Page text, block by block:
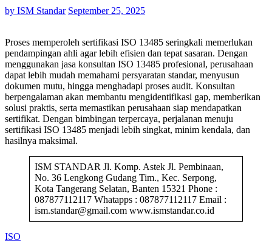
by ISM Standar September 25, 2025
Proses memperoleh sertifikasi ISO 13485 seringkali memerlukan
pendampingan ahli agar lebih efisien dan tepat sasaran. Dengan
menggunakan jasa konsultan ISO 13485 profesional, perusahaan
dapat lebih mudah memahami persyaratan standar, menyusun
dokumen mutu, hingga menghadapi proses audit. Konsultan
berpengalaman akan membantu mengidentifikasi gap, memberikan
solusi praktis, serta memastikan perusahaan siap mendapatkan
sertifikat. Dengan bimbingan terpercaya, perjalanan menuju
sertifikasi ISO 13485 menjadi lebih singkat, minim kendala, dan
hasilnya maksimal.
ISM STANDAR Jl. Komp. Astek Jl. Pembinaan,
No. 36 Lengkong Gudang Tim., Kec. Serpong,
Kota Tangerang Selatan, Banten 15321 Phone :
087877112117 Whatapps : 087877112117 Email :
ism.standar@gmail.com www.ismstandar.co.id
ISO